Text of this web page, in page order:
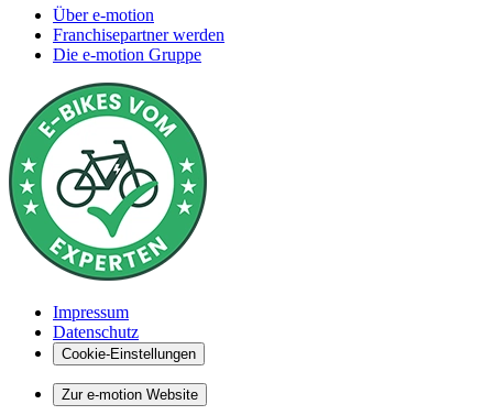
Über e-motion
Franchisepartner werden
Die e-motion Gruppe
Impressum
Datenschutz
Cookie-Einstellungen
Zur e-motion Website